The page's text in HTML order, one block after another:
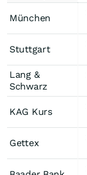
München
Stuttgart
Lang &
Schwarz
KAG Kurs
Gettex